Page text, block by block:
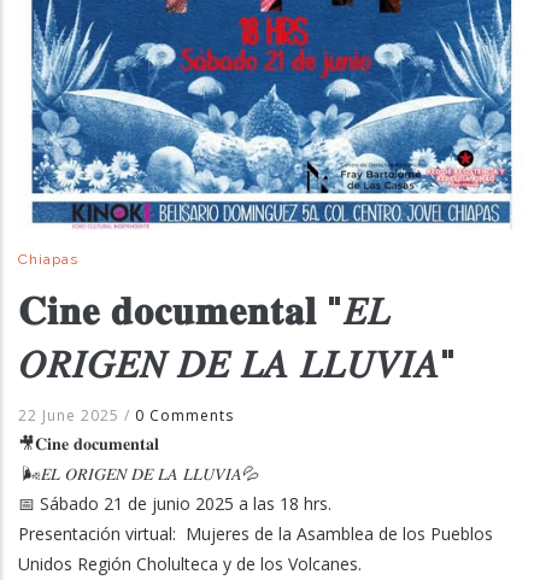
Chiapas
𝐂𝐢𝐧𝐞 𝐝𝐨𝐜𝐮𝐦𝐞𝐧𝐭𝐚𝐥 "𝐸𝐿
𝑂𝑅𝐼𝐺𝐸𝑁 𝐷𝐸 𝐿𝐴 𝐿𝐿𝑈𝑉𝐼𝐴"
22 June 2025 / 0 Comments
🎥𝐂𝐢𝐧𝐞 𝐝𝐨𝐜𝐮𝐦𝐞𝐧𝐭𝐚𝐥
🌬𝐸𝐿 𝑂𝑅𝐼𝐺𝐸𝑁 𝐷𝐸 𝐿𝐴 𝐿𝐿𝑈𝑉𝐼𝐴💦
📅 Sábado 21 de junio 2025 a las 18 hrs.
Presentación virtual: Mujeres de la Asamblea de los Pueblos
Unidos Región Cholulteca y de los Volcanes.